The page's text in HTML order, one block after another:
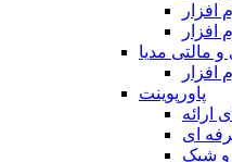
مالتی مدیا
پاورپوینت
ارائه
ای
و شیک